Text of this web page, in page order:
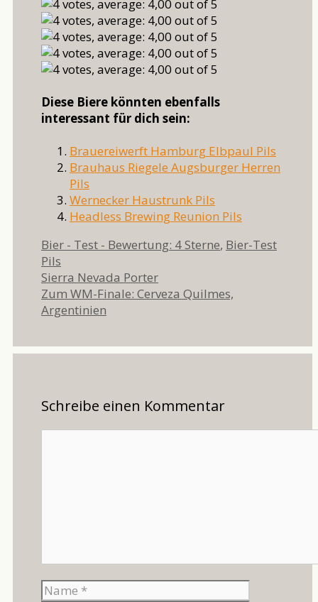
Diese Biere könnten ebenfalls
interessant für dich sein:
Brauereiwerft Hamburg Elbpaul Pils
Brauhaus Riegele Augsburger Herren
Pils
Wernecker Haustrunk Pils
Headless Brewing Reunion Pils
Kategorien
Bier - Test - Bewertung: 4 Sterne, Bier-Test
Pils
Sierra Nevada Porter
Zum WM-Finale: Cerveza Quilmes,
Argentinien
Schreibe einen Kommentar
Name